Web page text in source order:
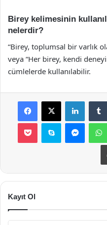
Birey kelimesinin
nelerdir?
“Birey, toplumsal bir varlık
veya “Her birey, kendi
cümlelerde kullanılabilir.
Facebook
X
Pocket Skype
Kayıt Ol